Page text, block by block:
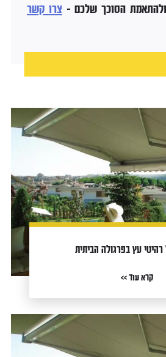
ולהתאמת הסוכך שלכם –צרו קשר
עץ בפרגולה הביתית
קרא עוד >>